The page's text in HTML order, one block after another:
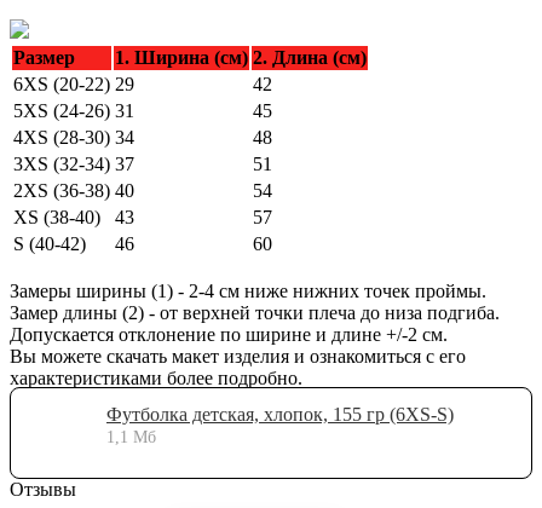
Размер 1. Ширина (см) 2. Длина (см)
6XS (20-22) 29
42
5XS (24-26) 31
45
4XS (28-30) 34
48
3XS (32-34) 37
51
2XS (36-38) 40
54
XS (38-40)
43
57
S (40-42)
46 60
Замеры ширины (1) - 2-4 см ниже нижних точек проймы.
Замер длины (2) - от верхней точки плеча до низа подгиба.
Допускается отклонение по ширине и длине +/-2 см.
Вы можете скачать макет изделия и ознакомиться с его
характеристиками более подробно.
Футболка детская, хлопок, 155 гр (6XS-S)
1,1 Мб
Отзывы